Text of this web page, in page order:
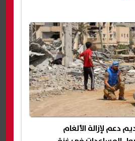
دعم لإزالة الألغام